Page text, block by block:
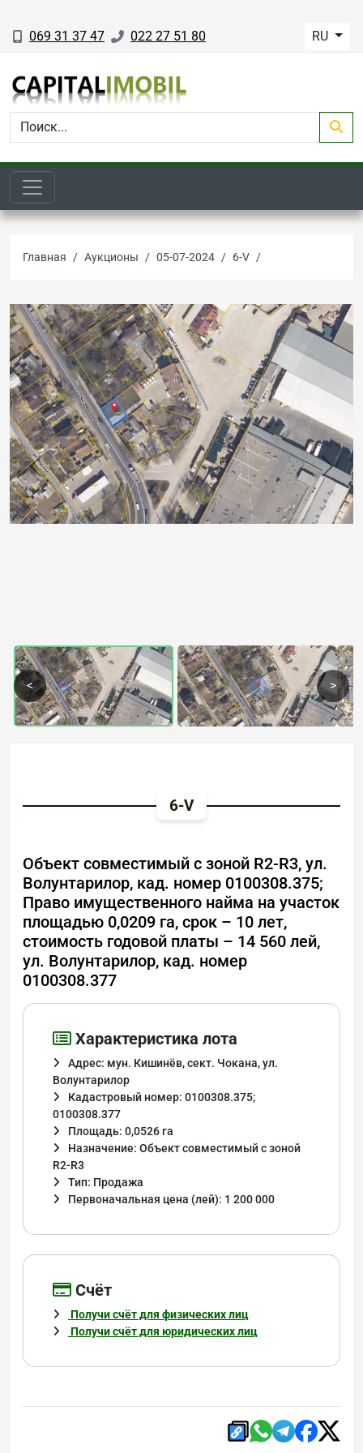
069 31 37 47 022 27 51 80 RU
Главная Аукционы 05-07-2024 6-V
Previous Next
< >
6-V
Объект совместимый с зоной R2-R3, ул.
Волунтарилор, кад. номер 0100308.375;
Право имущественного найма на участок
площадью 0,0209 га, срок – 10 лет,
стоимость годовой платы – 14 560 лей,
ул. Волунтарилор, кад. номер
0100308.377
Характеристика лота
Адрес: мун. Кишинёв, сект. Чокана, ул.
Волунтарилор
Кадастровый номер: 0100308.375;
0100308.377
Площадь: 0,0526 га
Назначение: Объект совместимый с зоной
R2-R3
Тип: Продажа
Первоначальная цена (лей): 1 200 000
Cчёт
Получи счёт для физических лиц
Получи счёт для юридических лиц